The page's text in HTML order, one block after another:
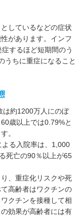
しているなどの症状
があります。インフ
するほど短期間のう
うちに重症になること
は約1200万人にのぼ
歳以上では0.79%と
。
る入院率は、1,000
死亡の90％以上が65
、重症化リスクや死
高齢者はワクチンの
クチンを接種して相
効果が高齢者には有